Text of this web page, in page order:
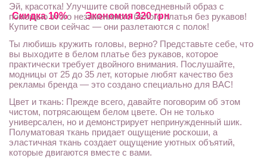
Скидка 10% Экономия 320 грн
Эй, красотка! Улучшите свой повседневный образ с
помощью этого незаменимого белого платья без рукавов!
Купите свои сейчас — они разлетаются с полок!
Ты любишь кружить головы, верно? Представьте себе, что
вы выходите в белом платье без рукавов, которое
практически требует двойного внимания. Послушайте,
модницы от 25 до 35 лет, которые любят качество без
рекламы бренда — это создано специально для ВАС!
Цвет и ткань: Прежде всего, давайте поговорим об этом
чистом, потрясающем белом цвете. Он не только
универсален, но и демонстрирует непринужденный шик.
Полуматовая ткань придает ощущение роскоши, а
эластичная ткань создает ощущение уютных объятий,
которые двигаются вместе с вами.